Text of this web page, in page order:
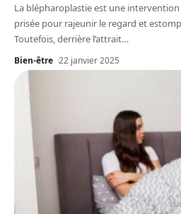
La blépharoplastie est une
prisée pour rajeunir le regard et
Toutefois, derrière l’attrait…
Bien-être 22 janvier 2025